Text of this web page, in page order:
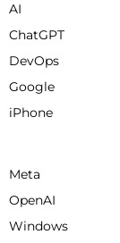
AI
ChatGPT
DevOps
Google
iPhone
Meta
OpenAI
Windows